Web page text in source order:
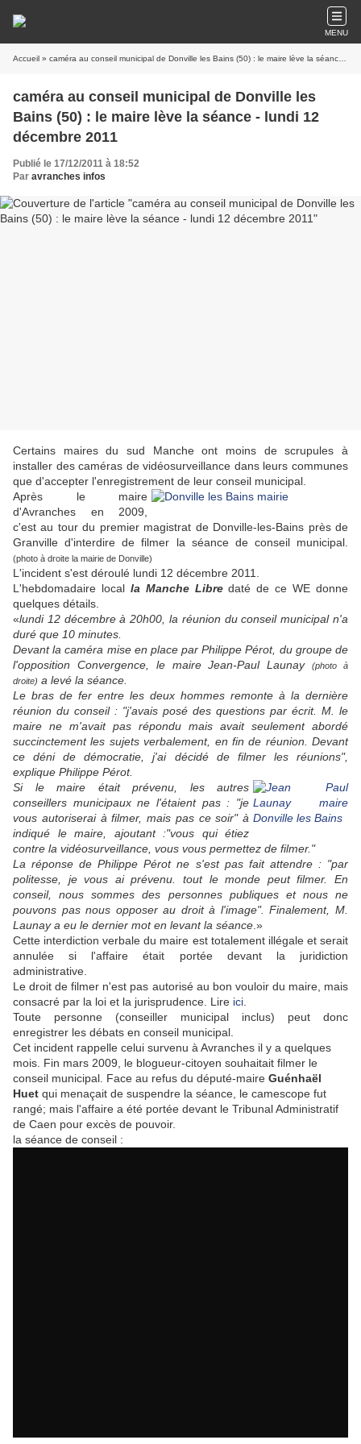
MENU
Accueil » caméra au conseil municipal de Donville les Bains (50) : le maire lève la séance - lundi 12 décembre 2011
caméra au conseil municipal de Donville les
Bains (50) : le maire lève la séance - lundi 12
décembre 2011
Publié le 17/12/2011 à 18:52
Par avranches infos
Certains maires du sud Manche ont moins de scrupules à
installer des caméras de vidéosurveillance dans leurs communes
que d'accepter l'enregistrement de leur conseil municipal.
Après le maire
d'Avranches en 2009,
c'est au tour du premier magistrat de Donville-les-Bains près de
Granville d'interdire de filmer la séance de conseil municipal.
(photo à droite la mairie de Donville)
L'incident s'est déroulé lundi 12 décembre 2011.
L'hebdomadaire local la Manche Libredaté de ce WE donne
quelques détails.
«lundi 12 décembre à 20h00, la réunion du conseil municipal n'a
duré que 10 minutes.
Devant la caméra mise en place par Philippe Pérot, du groupe de
l'opposition Convergence, le maire Jean-Paul Launay(photo à
droite) a levé la séance.
Le bras de fer entre les deux hommes remonte à la dernière
réunion du conseil : "j'avais posé des questions par écrit. M. le
maire ne m'avait pas répondu mais avait seulement abordé
succinctement les sujets verbalement, en fin de réunion. Devant
ce déni de démocratie, j'ai décidé de filmer les réunions",
explique Philippe Pérot.
Si le maire était prévenu, les autres
conseillers municipaux ne l'étaient pas : "je
vous autoriserai à filmer, mais pas ce soir" à
indiqué le maire, ajoutant :"vous qui étiez
contre la vidéosurveillance, vous vous permettez de filmer."
La réponse de Philippe Pérot ne s'est pas fait attendre : "par
politesse, je vous ai prévenu. tout le monde peut filmer. En
conseil, nous sommes des personnes publiques et nous ne
pouvons pas nous opposer au droit à l'image". Finalement, M.
Launay a eu le dernier mot en levant la séance .»
Cette interdiction verbale du maire est totalement illégale et serait
annulée si l'affaire était portée devant la juridiction
administrative.
Le droit de filmer n'est pas autorisé au bon vouloir du maire, mais
consacré par la loi et la jurisprudence. Lire ici
Toute personne (conseiller municipal inclus) peut donc
enregistrer les débats en conseil municipal.
Cet incident rappelle celui survenu à Avranches il y a quelques
mois. Fin mars 2009, le blogueur-citoyen souhaitait filmer le
conseil municipal. Face au refus du député-maire Guénhaël
Huet qui menaçait de suspendre la séance, le camescope fut
rangé; mais l'affaire a été portée devant le Tribunal Administratif
de Caen pour excès de pouvoir.
la séance de conseil :